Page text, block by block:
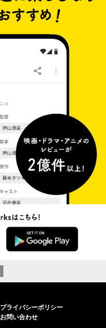
プライバシーポリシー
お問い合わせ